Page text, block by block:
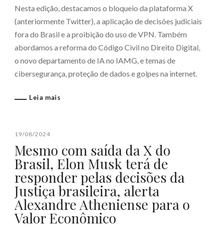
Nesta edição, destacamos o bloqueio da plataforma X
(anteriormente Twitter), a aplicação de decisões judiciais
fora do Brasil e a proibição do uso de VPN. Também
abordamos a reforma do Código Civil no Direito Digital,
o novo departamento de IA no IAMG, e temas de
cibersegurança, proteção de dados e golpes na internet.
Leia mais
19/08/2024
Mesmo com saída da X do
Brasil, Elon Musk terá de
responder pelas decisões da
Justiça brasileira, alerta
Alexandre Atheniense para o
Valor Econômico